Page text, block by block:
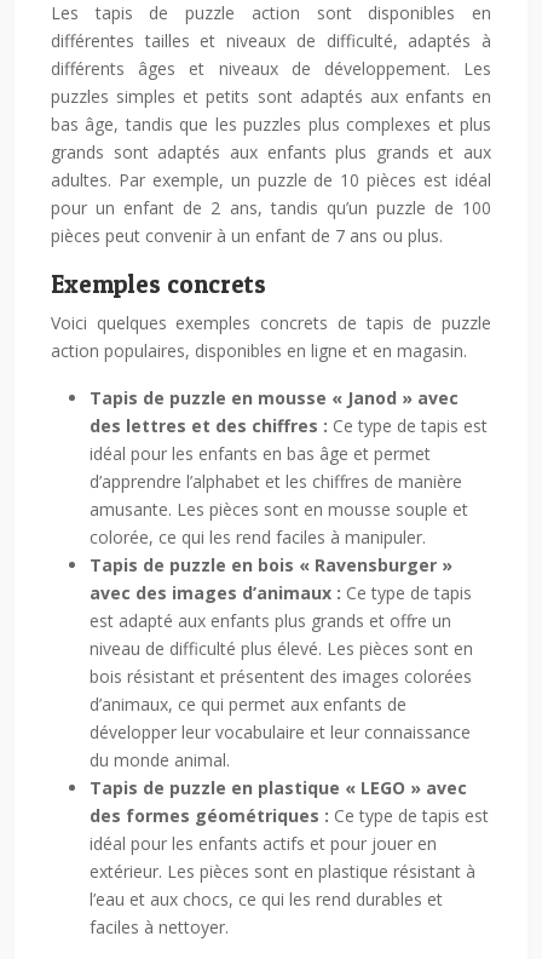
Les tapis de puzzle action sont disponibles en
différentes tailles et niveaux de difficulté, adaptés à
différents âges et niveaux de développement. Les
puzzles simples et petits sont adaptés aux enfants en
bas âge, tandis que les puzzles plus complexes et plus
grands sont adaptés aux enfants plus grands et aux
adultes. Par exemple, un puzzle de 10 pièces est idéal
pour un enfant de 2 ans, tandis qu’un puzzle de 100
pièces peut convenir à un enfant de 7 ans ou plus.
Exemples concrets
Voici quelques exemples concrets de tapis de puzzle
action populaires, disponibles en ligne et en magasin.
Tapis de puzzle en mousse « Janod » avec
des lettres et des chiffres : Ce type de tapis est
idéal pour les enfants en bas âge et permet
d’apprendre l’alphabet et les chiffres de manière
amusante. Les pièces sont en mousse souple et
colorée, ce qui les rend faciles à manipuler.
Tapis de puzzle en bois « Ravensburger »
avec des images d’animaux : Ce type de tapis
est adapté aux enfants plus grands et offre un
niveau de difficulté plus élevé. Les pièces sont en
bois résistant et présentent des images colorées
d’animaux, ce qui permet aux enfants de
développer leur vocabulaire et leur connaissance
du monde animal.
Tapis de puzzle en plastique « LEGO » avec
des formes géométriques : Ce type de tapis est
idéal pour les enfants actifs et pour jouer en
extérieur. Les pièces sont en plastique résistant à
l’eau et aux chocs, ce qui les rend durables et
faciles à nettoyer.